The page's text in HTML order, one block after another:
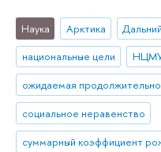
Наука Арктика
национальные цели
ожидаемая
социальное неравенство
суммарный коэффициент